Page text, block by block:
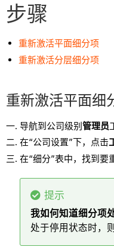
步骤
重新激活平面细分项
重新激活分层细分项
重新激活平面细
导航到公司级别管理员
在“公司设置”下，点击
在“细分”表中，找到要
提示
我如何知道细分项
处于停用状态时，